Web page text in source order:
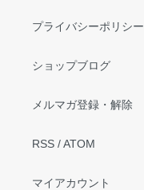
プライバシーポリシー
ショップブログ
メルマガ登録・解除
RSS /ATOM
マイアカウント